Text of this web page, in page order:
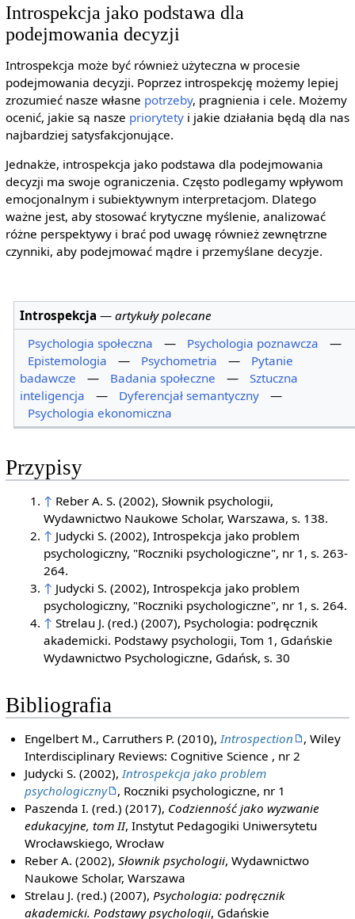
Introspekcja jako podstawa dla
podejmowania decyzji
Introspekcja może być również użyteczna w procesie
podejmowania decyzji. Poprzez introspekcję możemy lepiej
zrozumieć nasze własne potrzeby, pragnienia i cele. Możemy
ocenić, jakie są nasze priorytetyi jakie działania będą dla nas
najbardziej satysfakcjonujące.
Jednakże, introspekcja jako podstawa dla podejmowania
decyzji ma swoje ograniczenia. Często podlegamy wpływom
emocjonalnym i subiektywnym interpretacjom. Dlatego
ważne jest, aby stosować krytyczne myślenie, analizować
różne perspektywy i brać pod uwagę również zewnętrzne
czynniki, aby podejmować mądre i przemyślane decyzje.
Introspekcja —artykuły polecane
Psychologia społeczna
— Psychologia poznawcza
—
Epistemologia
— Psychometria —
Pytanie
badawcze
— Badania społeczne —
Sztuczna
inteligencja
— Dyferencjał semantyczny
—
Psychologia ekonomiczna
Przypisy
↑ Reber A. S. (2002), Słownik psychologii,
Wydawnictwo Naukowe Scholar, Warszawa, s. 138.
↑ Judycki S. (2002), Introspekcja jako problem
psychologiczny, "Roczniki psychologiczne", nr 1, s. 263-
264.
↑ Judycki S. (2002), Introspekcja jako problem
psychologiczny, "Roczniki psychologiczne", nr 1, s. 264.
↑ Strelau J. (red.) (2007), Psychologia: podręcznik
akademicki. Podstawy psychologii, Tom 1, Gdańskie
Wydawnictwo Psychologiczne, Gdańsk, s. 30
Bibliografia
Engelbert M., Carruthers P. (2010), Introspection
, Wiley
Interdisciplinary Reviews: Cognitive Science , nr 2
Judycki S. (2002), Introspekcja jako problem
psychologiczny
, Roczniki psychologiczne, nr 1
Paszenda I. (red.) (2017), Codzienność jako wyzwanie
edukacyjne, tom II, Instytut Pedagogiki Uniwersytetu
Wrocławskiego, Wrocław
Reber A. (2002),Słownik psychologii, Wydawnictwo
Naukowe Scholar, Warszawa
Strelau J. (red.) (2007), Psychologia: podręcznik
akademicki. Podstawy psychologii, Gdańskie